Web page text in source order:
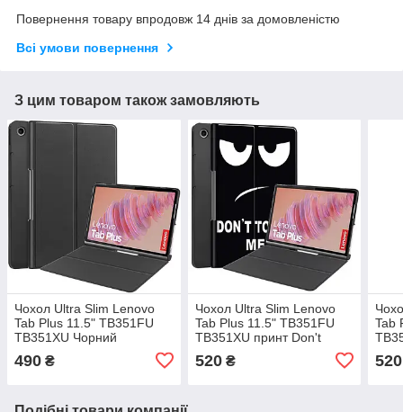
Повернення товару впродовж 14 днів за домовленістю
Всі умови повернення
З цим товаром також замовляють
Чохол Ultra Slim Lenovo
Tab Plus 11.5" TB351FU
TB351XU Чорний
490 ₴
Чохол Ultra Slim Lenovo
Tab Plus 11.5" TB351FU
TB351XU принт Don't
520₴
Tab
520